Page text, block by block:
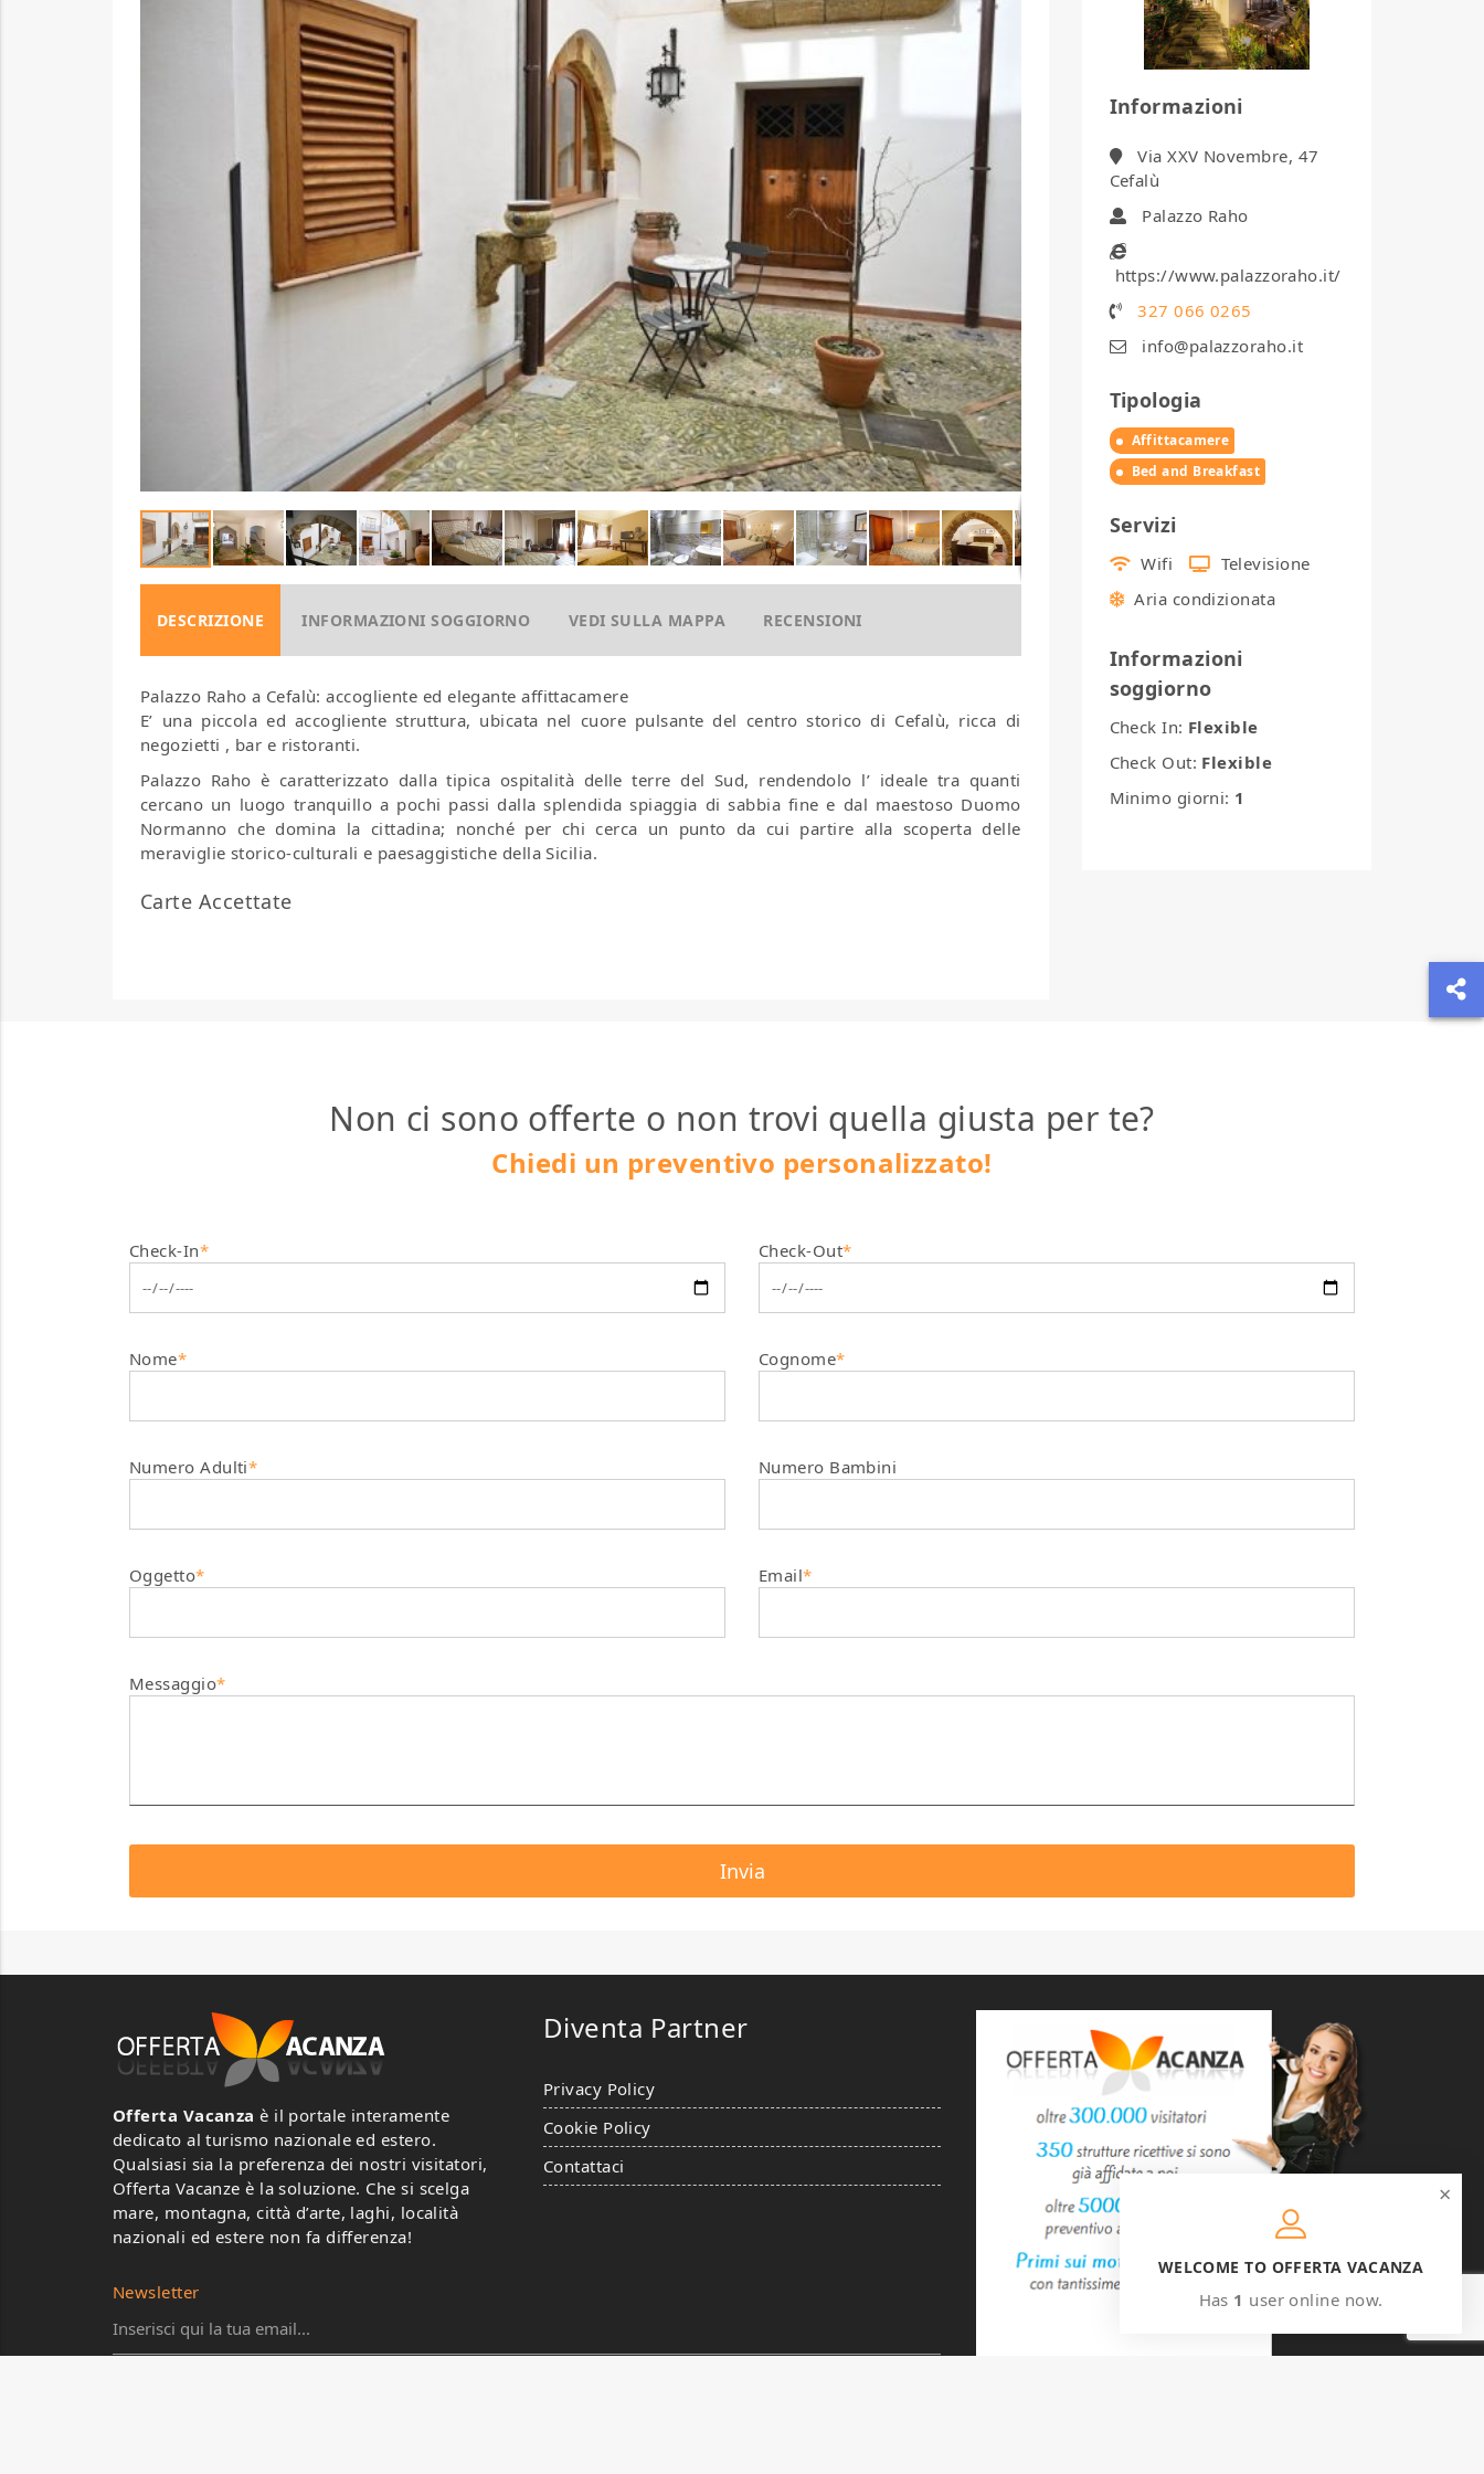
Informazioni
Via XXV Novembre, 47
Cefalù
Palazzo Raho
https://www.palazzoraho.it/
327 066 0265
info@palazzoraho.it
Tipologia
Affittacamere
Bed and Breakfast
Servizi
Wifi
Televisione
Aria condizionata
Informazioni
soggiorno
Check In: Flexible
Check Out: Flexible
Minimo giorni: 1
DESCRIZIONE INFORMAZIONI SOGGIORNO VEDI SULLA MAPPA RECENSIONI
Palazzo Raho a Cefalù: accogliente ed elegante affittacamere
E’ una piccola ed accogliente struttura, ubicata nel cuore pulsante del centro storico di Cefalù, ricca di
negozietti , bar e ristoranti.
Palazzo Raho è caratterizzato dalla tipica ospitalità delle terre del Sud, rendendolo l’ ideale tra quanti
cercano un luogo tranquillo a pochi passi dalla splendida spiaggia di sabbia fine e dal maestoso Duomo
Normanno che domina la cittadina; nonché per chi cerca un punto da cui partire alla scoperta delle
meraviglie storico-culturali e paesaggistiche della Sicilia.
Carte Accettate
Non ci sono offerte o non trovi quella giusta per te?
Chiedi un preventivo personalizzato!
Check-In* Check-Out*
Nome* Cognome*
Numero Adulti* Numero Bambini
Oggetto* Email*
Messaggio*
Offerta Vacanza è il portale interamente
dedicato al turismo nazionale ed estero.
Qualsiasi sia la preferenza dei nostri visitatori,
Offerta Vacanze è la soluzione. Che si scelga
mare, montagna, città d’arte, laghi, località
nazionali ed estere non fa differenza!
Diventa Partner
Privacy Policy
Cookie Policy
Contattaci
Newsletter
×
WELCOME TO OFFERTA VACANZA
Has 1 user online now.